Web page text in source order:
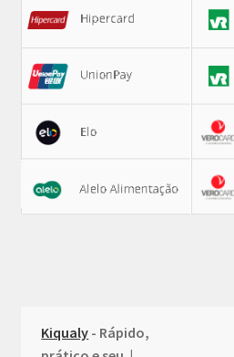
Kiqualy - Rápido,